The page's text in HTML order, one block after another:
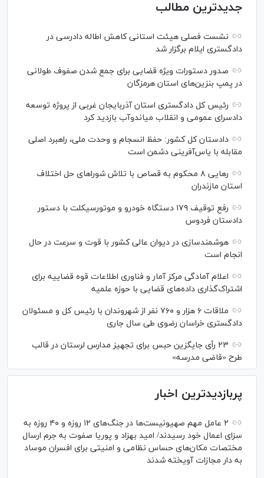
جدیدترین مطالب
نشست فصلی هیئت استانی کاهش اطاله دادرسی در
دادگستری ایلام برگزار شد
صدور دستورات ویژه قضایی برای جمع شدن صفوف طولانی
در پمپ بنزین‌های استان هرمزگان
رئیس کل دادگستری استان آذربایجان غربی از پروژه توسعه
دادسرای عمومی و انقلاب میاندوآب بازدید کرد
دادستان کل کشور: حفظ انسجام و وحدت ملی، راهبرد اصلی
مقابله با یاس‌آفرینی دشمن است
رهایی ۸ محکوم به قصاص با تلاش شورا‌های حل اختلاف
استان مازندران
رفع توقیف ۱۷۹ دستگاه خودرو و موتورسیکلت با دستور
دادستان فردوس
هوشمندسازی در دیوان عالی کشور با قوت و سرعت در حال
انجام است
اعلام آمادگی مرکز آمار و فناوری اطلاعات قوه قضاییه برای
اشتراک‌گذاری داده‌های قضایی با حوزه علمیه
ملاقات ۶ هزار و ۷۶۰ نفر از شهروندان با رئیس کل و مسئولان
دادگستری خراسان رضوی طی سال جاری
۲۳ رأی جایگزین حبس برای تجهیز مدارس لرستان در قالب
طرح «قاضی مدرسه»
پربازدیدترین اخبار
۲ عامل مهم صهیونیست‌ها در جنگ‌های ۱۲ روزه و ۴۰ روزه به
سزای اعمال خود رسیدند/ امید بهزاد و پوریا صفوت به جرم ارسال
مختصات مکان‌های حساس نظامی و امنیتی برای افسران موساد
به دار مجازات آویخته شدند